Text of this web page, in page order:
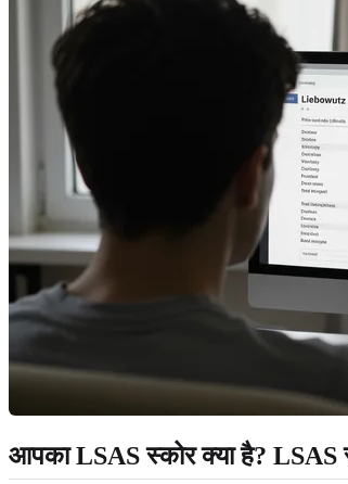
आपका LSAS स्कोर क्या है? LSAS